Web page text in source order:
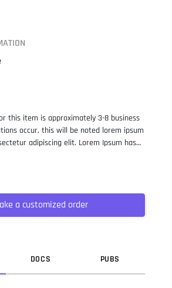
this item is approximately 3-8 business
occur, this will be noted lorem ipsum
adipiscing elit. Lorem Ipsum has
took a galley of type and
but also the leap into electronic
essentially unchanged. It was
with the release of Letraset sheets
a customized order
DOCS PUBS